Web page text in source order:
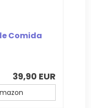
Comida
39,90 EUR